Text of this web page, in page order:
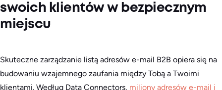
swoich klientów w bezpiecznym
miejscu
Skuteczne zarządzanie listą adresów e-mail B2B opiera się na
budowaniu wzajemnego zaufania między Tobą a Twoimi
klientami. Według Data Connectors, miliony adresów e-mail i